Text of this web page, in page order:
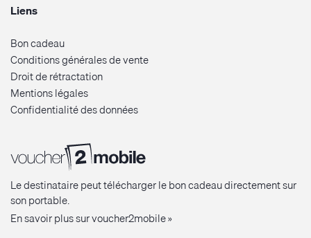
Liens
Bon cadeau
Conditions générales de vente
Droit de rétractation
Mentions légales
Confidentialité des données
Le destinataire peut télécharger le bon cadeau directement sur
son portable.
En savoir plus sur voucher2mobile »